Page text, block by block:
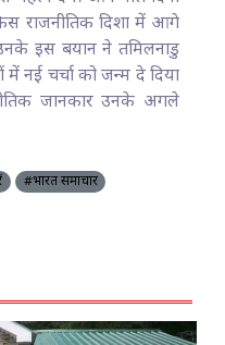
राजनीतिक दिशा में आगे
इस बयान ने तमिलनाडु
नई चर्चा को जन्म दे दिया
जानकार उनके अगले
#भारत समाचार